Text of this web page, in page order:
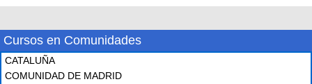
Cursos en Comunidades
CATALUÑA
COMUNIDAD DE MADRID